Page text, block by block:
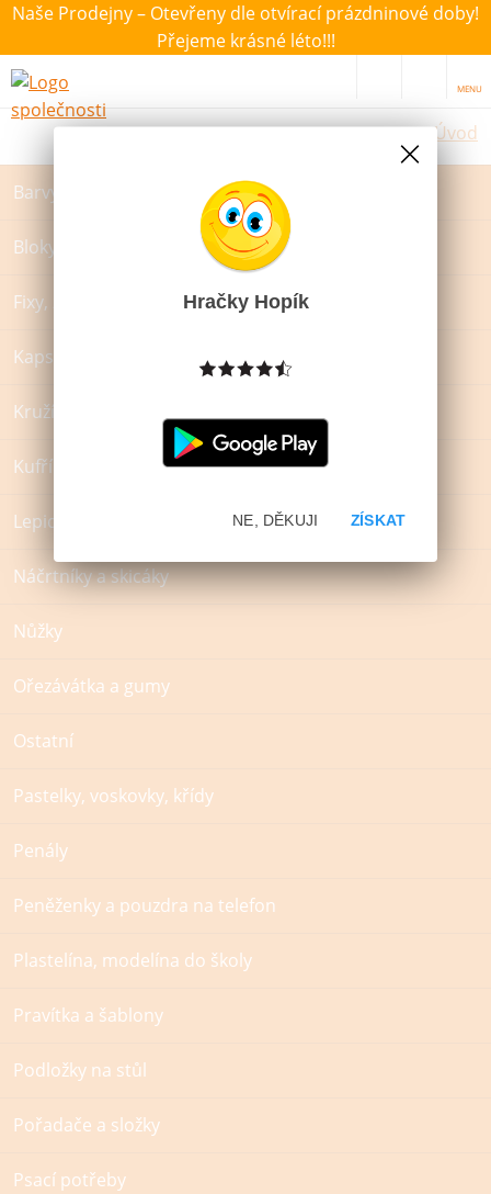
Naše Prodejny – Otevřeny dle otvírací prázdninové doby!
Přejeme krásné léto!!!
MENU
Úvod
Barvy a štětce
Bloky, záznamové knihy a památníky
Fixy, zvýrazňovače a popisovače
Kapsáře a zástěrky na VV
Kružítka
Kufříky
Lepidla
Náčrtníky a skicáky
Nůžky
Ořezávátka a gumy
Ostatní
Pastelky, voskovky, křídy
Penály
Peněženky a pouzdra na telefon
Plastelína, modelína do školy
Pravítka a šablony
Podložky na stůl
Pořadače a složky
Psací potřeby
Hračky Hopík
ZÍSKAT
NE, DĚKUJI